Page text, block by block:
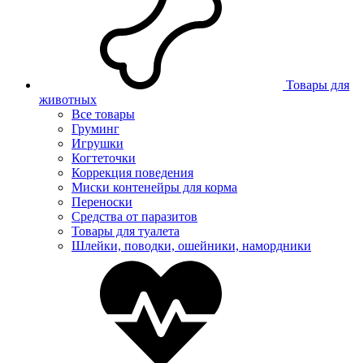
Товары для
животных
Все товары
Груминг
Игрушки
Когтеточки
Коррекция поведения
Миски контенейры для корма
Переноски
Средства от паразитов
Товары для туалета
Шлейки, поводки, ошейники, намордники